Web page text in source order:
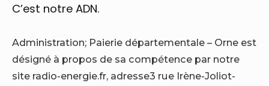
C’est notre ADN.
Administration; Paierie départementale – Orne est
désigné à propos de sa compétence par notre
site radio-energie.fr, adresse3 rue Irène-Joliot-